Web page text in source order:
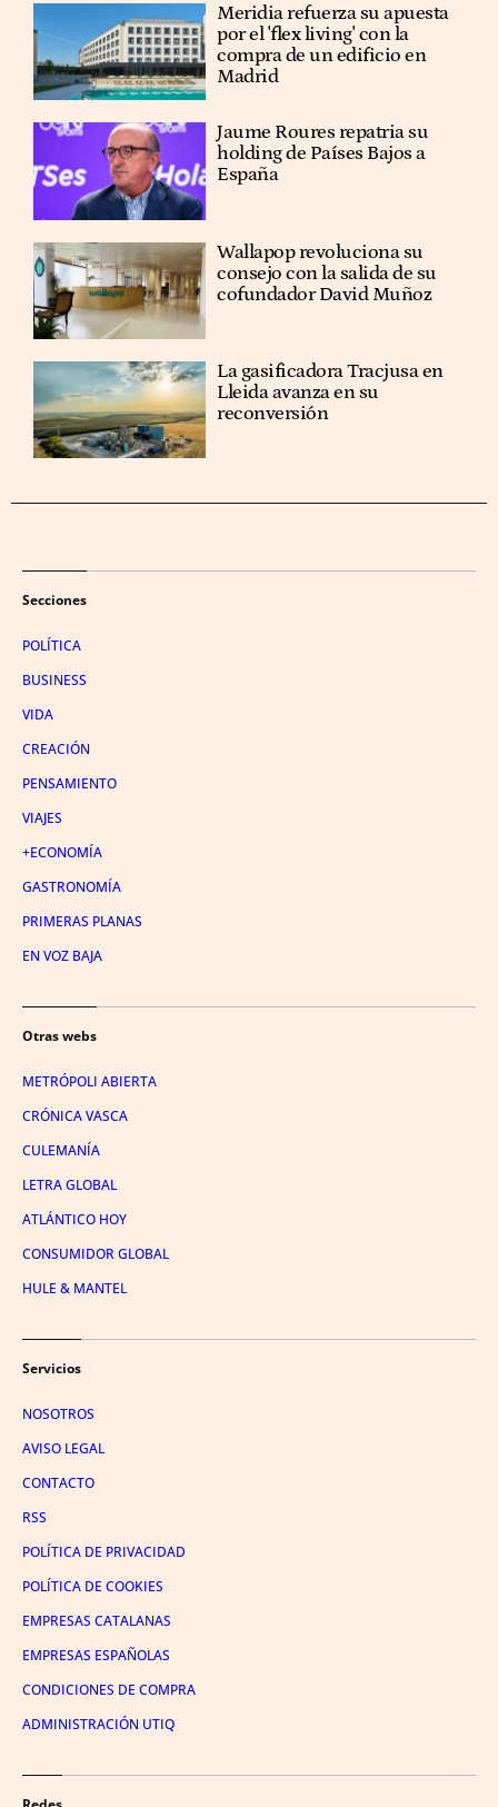
Meridia refuerza su apuesta
por el 'flex living' con la
compra de un edificio en
Madrid
Jaume Roures repatria su
holding de Países Bajos a
España
Wallapop revoluciona su
consejo con la salida de su
cofundador David Muñoz
La gasificadora Tracjusa en
Lleida avanza en su
reconversión
Secciones
POLÍTICA
BUSINESS
VIDA
CREACIÓN
PENSAMIENTO
VIAJES
+ECONOMÍA
GASTRONOMÍA
PRIMERAS PLANAS
EN VOZ BAJA
Otras webs
METRÓPOLI ABIERTA
CRÓNICA VASCA
CULEMANÍA
LETRA GLOBAL
ATLÁNTICO HOY
CONSUMIDOR GLOBAL
HULE & MANTEL
Servicios
NOSOTROS
AVISO LEGAL
CONTACTO
RSS
POLÍTICA DE PRIVACIDAD
POLÍTICA DE COOKIES
EMPRESAS CATALANAS
EMPRESAS ESPAÑOLAS
CONDICIONES DE COMPRA
ADMINISTRACIÓN UTIQ